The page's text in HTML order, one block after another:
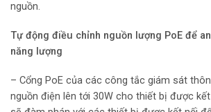
nguồn.
Tự động điều chỉnh nguồn lượng PoE để
năng lượng
– Cổng PoE của các công tắc giám sát
nguồn điện lên tới 30W cho thiết bị được